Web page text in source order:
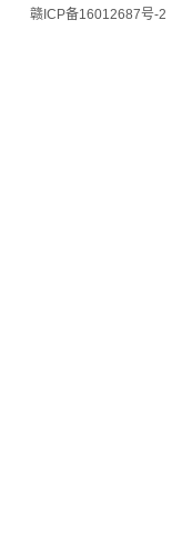
赣ICP备16012687号-2